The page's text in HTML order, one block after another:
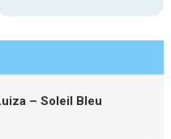
– Soleil Bleu